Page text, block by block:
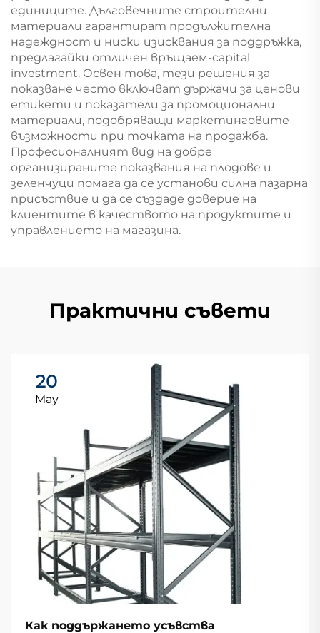
единиците. Дълговечните строителни
материали гарантират продължителна
надеждност и ниски изисквания за поддръжка,
предлагайки отличен връщаем-capital
investment. Освен това, тези решения за
показване често включват държачи за ценови
етикети и показатели за промоционални
материали, подобряващи маркетинговите
възможности при точката на продажба.
Професионалният вид на добре
организираните показвания на плодове и
зеленчуци помага да се установи силна пазарна
присъствие и да се създаде доверие на
клиентите в качеството на продуктите и
управлението на магазина.
Практични съвети
20
May
Как поддържането усъвства